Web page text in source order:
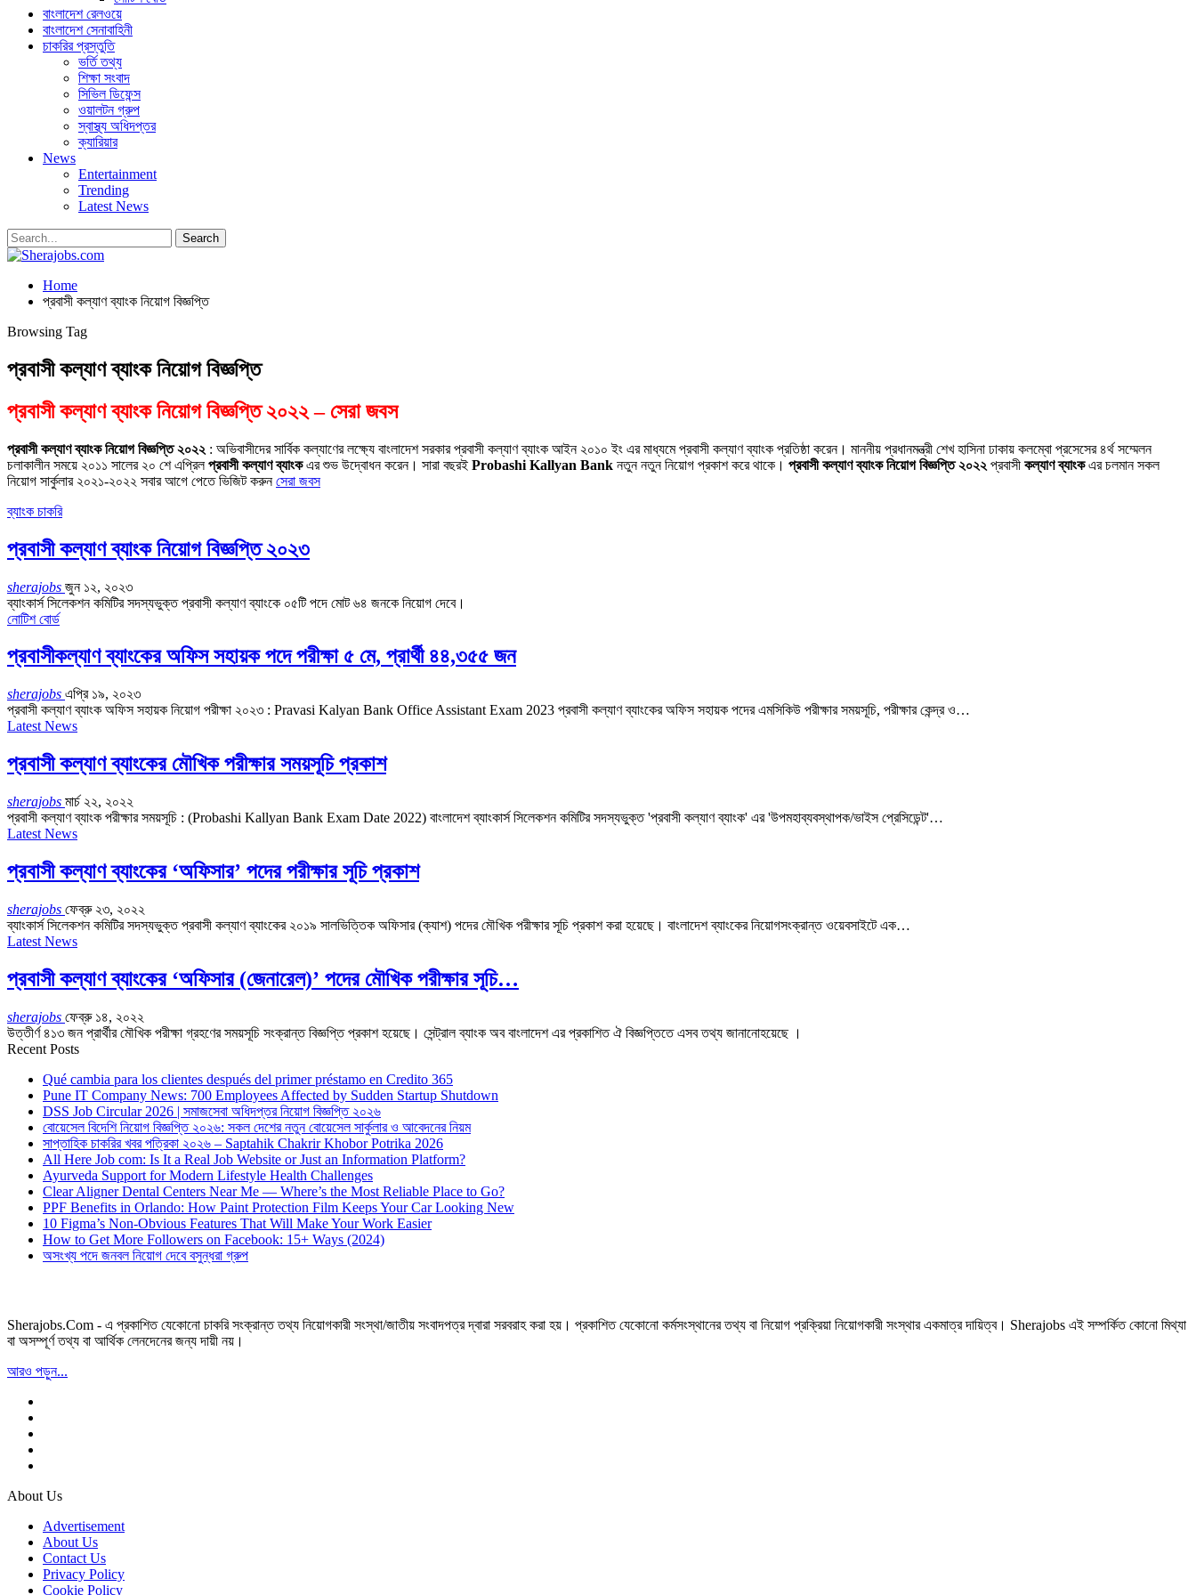
বাংলাদেশ রেলওয়ে
বাংলাদেশ সেনাবাহিনী
চাকরির প্রস্তুতি
ভর্তি তথ্য
শিক্ষা সংবাদ
সিভিল ডিফেন্স
ওয়ালটন গ্রুপ
স্বাস্থ্য অধিদপ্তর
ক্যারিয়ার
News
Entertainment
Trending
Latest News
Home
প্রবাসী কল্যাণ ব্যাংক নিয়োগ বিজ্ঞপ্তি
Browsing Tag
প্রবাসী কল্যাণ ব্যাংক নিয়োগ বিজ্ঞপ্তি
প্রবাসী কল্যাণ ব্যাংক নিয়োগ বিজ্ঞপ্তি ২০২২ – সেরা জবস
প্রবাসী কল্যাণ ব্যাংক নিয়োগ বিজ্ঞপ্তি ২০২২ : অভিবাসীদের সার্বিক কল্যাণের লক্ষ্যে বাংলাদেশ সরকার প্রবাসী কল্যাণ ব্যাংক আইন ২০১০ ইং এর মাধ্যমে প্রবাসী কল্যাণ ব্যাংক প্রতিষ্ঠা করেন। মাননীয় প্রধানমন্ত্রী শেখ হাসিনা ঢাকায় কলম্বো প্রসেসের ৪র্থ সম্মেলন
চলাকালীন সময়ে ২০১১ সালের ২০ শে এপ্রিলপ্রবাসী কল্যাণ ব্যাংকএর শুভ উদ্বোধন করেন। সারা বছরই Probashi Kallyan Bank নতুন নতুন নিয়োগ প্রকাশ করে থাকে। প্রবাসী কল্যাণ ব্যাংক নিয়োগ বিজ্ঞপ্তি ২০২২ প্রবাসী কল্যাণ ব্যাংকএর চলমান সকল
নিয়োগ সার্কুলার ২০২১-২০২২ সবার আগে পেতে ভিজিট করুনসেরা জবস
ব্যাংক চাকরি
প্রবাসী কল্যাণ ব্যাংক নিয়োগ বিজ্ঞপ্তি ২০২৩
sherajobs জুন ১২, ২০২৩
ব্যাংকার্স সিলেকশন কমিটির সদস্যভুক্ত প্রবাসী কল্যাণ ব্যাংকে ০৫টি পদে মোট ৬৪ জনকে নিয়োগ দেবে।
নোটিশ বোর্ড
প্রবাসীকল্যাণ ব্যাংকের অফিস সহায়ক পদে পরীক্ষা ৫ মে, প্রার্থী ৪৪,৩৫৫ জন
sherajobs এপ্রি ১৯, ২০২৩
প্রবাসী কল্যাণ ব্যাংক অফিস সহায়ক নিয়োগ পরীক্ষা ২০২৩ : Pravasi Kalyan Bank Office Assistant Exam 2023 প্রবাসী কল্যাণ ব্যাংকের অফিস সহায়ক পদের এমসিকিউ পরীক্ষার সময়সূচি, পরীক্ষার কেন্দ্র ও…
Latest News
প্রবাসী কল্যাণ ব্যাংকের মৌখিক পরীক্ষার সময়সূচি প্রকাশ
sherajobs মার্চ ২২, ২০২২
প্রবাসী কল্যাণ ব্যাংক পরীক্ষার সময়সূচি : (Probashi Kallyan Bank Exam Date 2022) বাংলাদেশ ব্যাংকার্স সিলেকশন কমিটির সদস্যভুক্ত 'প্রবাসী কল্যাণ ব্যাংক' এর 'উপমহাব্যবস্থাপক/ভাইস প্রেসিডেন্ট'…
Latest News
প্রবাসী কল্যাণ ব্যাংকের ‘অফিসার’ পদের পরীক্ষার সূচি প্রকাশ
sherajobs ফেব্রু ২৩, ২০২২
ব্যাংকার্স সিলেকশন কমিটির সদস্যভুক্ত প্রবাসী কল্যাণ ব্যাংকের ২০১৯ সালভিত্তিক অফিসার (ক্যাশ) পদের মৌখিক পরীক্ষার সূচি প্রকাশ করা হয়েছে। বাংলাদেশ ব্যাংকের নিয়োগসংক্রান্ত ওয়েবসাইটে এক…
Latest News
প্রবাসী কল্যাণ ব্যাংকের ‘অফিসার (জেনারেল)’ পদের মৌখিক পরীক্ষার সূচি…
sherajobs ফেব্রু ১৪, ২০২২
উত্তীর্ণ ৪১৩ জন প্রার্থীর মৌখিক পরীক্ষা গ্রহণের সময়সূচি সংক্রান্ত বিজ্ঞপ্তি প্রকাশ হয়েছে। সেন্ট্রাল ব্যাংক অব বাংলাদেশ এর প্রকাশিত ঐ বিজ্ঞপ্তিতে এসব তথ্য জানানোহয়েছে ।
Recent Posts
Qué cambia para los clientes después del primer préstamo en Credito 365
Pune IT Company News: 700 Employees Affected by Sudden Startup Shutdown
DSS Job Circular 2026 | সমাজসেবা অধিদপ্তর নিয়োগ বিজ্ঞপ্তি ২০২৬
বোয়েসেল বিদেশি নিয়োগ বিজ্ঞপ্তি ২০২৬: সকল দেশের নতুন বোয়েসেল সার্কুলার ও আবেদনের নিয়ম
সাপ্তাহিক চাকরির খবর পত্রিকা ২০২৬ – Saptahik Chakrir Khobor Potrika 2026
All Here Job com: Is It a Real Job Website or Just an Information Platform?
Ayurveda Support for Modern Lifestyle Health Challenges
Clear Aligner Dental Centers Near Me — Where’s the Most Reliable Place to Go?
PPF Benefits in Orlando: How Paint Protection Film Keeps Your Car Looking New
10 Figma’s Non-Obvious Features That Will Make Your Work Easier
How to Get More Followers on Facebook: 15+ Ways (2024)
অসংখ্য পদে জনবল নিয়োগ দেবে বসুন্ধরা গ্রুপ
Sherajobs.Com - এ প্রকাশিত যেকোনো চাকরি সংক্রান্ত তথ্য নিয়োগকারী সংস্থা/জাতীয় সংবাদপত্র দ্বারা সরবরাহ করা হয়। প্রকাশিত যেকোনো কর্মসংস্থানের তথ্য বা নিয়োগ প্রক্রিয়া নিয়োগকারী সংস্থার একমাত্র দায়িত্ব। Sherajobs এই সম্পর্কিত কোনো মিথ্যা
বা অসম্পূর্ণ তথ্য বা আর্থিক লেনদেনের জন্য দায়ী নয়।
আরও পড়ুন...
About Us
Advertisement
About Us
Contact Us
Privacy Policy
Cookie Policy